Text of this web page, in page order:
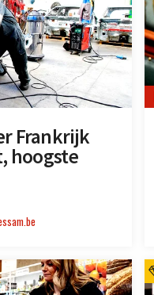
Frankrijk
hoogste